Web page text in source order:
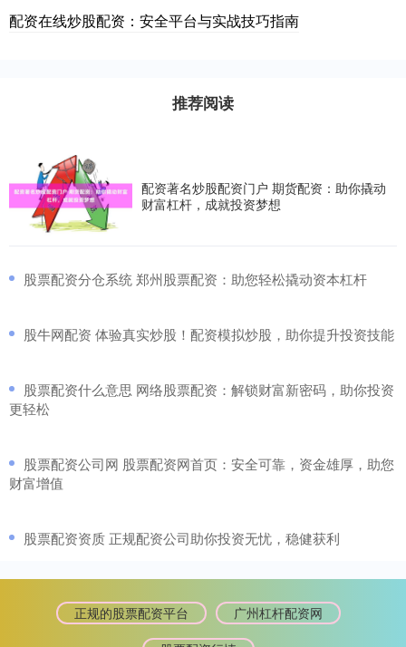
配资在线炒股配资：安全平台与实战技巧指南
推荐阅读
配资著名炒股配资门户 期货配资：助你撬动
财富杠杆，成就投资梦想
​股票配资分仓系统 郑州股票配资：助您轻松撬动资本杠杆
​股牛网配资 体验真实炒股！配资模拟炒股，助你提升投资技能
​股票配资什么意思 网络股票配资：解锁财富新密码，助你投资
更轻松
​股票配资公司网 股票配资网首页：安全可靠，资金雄厚，助您
财富增值
​股票配资资质 正规配资公司助你投资无忧，稳健获利
正规的股票配资平台
广州杠杆配资网